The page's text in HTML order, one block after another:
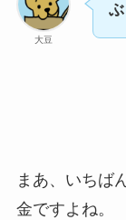
大豆
まあ、いちば
金ですよね。